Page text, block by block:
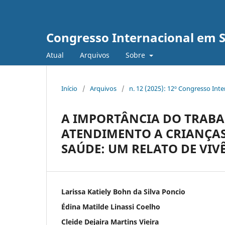
Congresso Internacional em
Atual Arquivos Sobre
Início / Arquivos / n. 12 (2025): 12º Congresso
A IMPORTÂNCIA DO
ATENDIMENTO A
SAÚDE: UM RELATO DE
Larissa Katiely Bohn da Silva Poncio
Édina Matilde Linassi Coelho
Cleide Dejaira Martins Vieira